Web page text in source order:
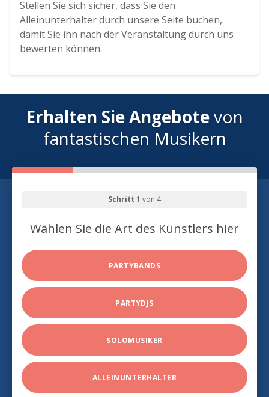
Stellen Sie sich sicher, dass Sie den
Alleinunterhalter durch unsere Seite buchen,
damit Sie ihn nach der Veranstaltung durch uns
bewerten können.
Erhalten Sie Angebotevon
fantastischen Musikern
Schritt 1 von 4
Wählen Sie die Art des Künstlers hier
PARTYBANDS
PARTYDJS
SOLOMUSIKER
ALLEINUNTERHALTER